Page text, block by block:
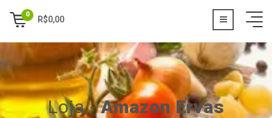
0
R$0,00
Loja -Amazon Ervas